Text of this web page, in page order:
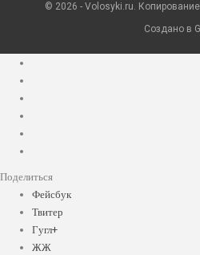
© 2026 - Volosyki.ru.
Создано в
Поделиться
Фейсбук
Твитер
Гугл+
ЖЖ